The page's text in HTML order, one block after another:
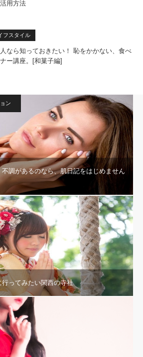
用方法
フスタイル
なら知っておきたい！ 恥をかかない、食べ
ー講座。[和菓子編]
ン
調があるのなら、肌日記をはじめません
ってみたい関西の寺社